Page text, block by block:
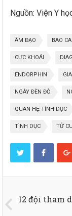
Nguồn: Viện Y
ÂM ĐẠO BAO
CỰC KHOÁI
ENDORPHIN
NGÀY ĐÈN ĐỎ
QUAN HỆ TÌNH DỤC
TÌNH DỤC TỬ
12 đội tham